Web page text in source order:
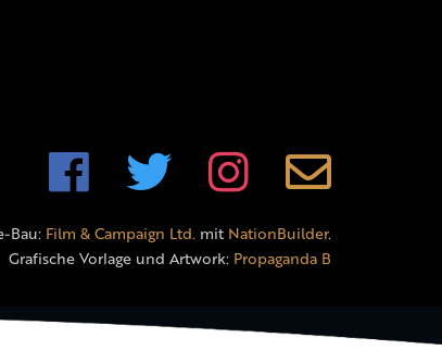
Bau: Film & Campaign Ltd. mit NationBuilder.
Grafische Vorlage und Artwork: Propaganda B